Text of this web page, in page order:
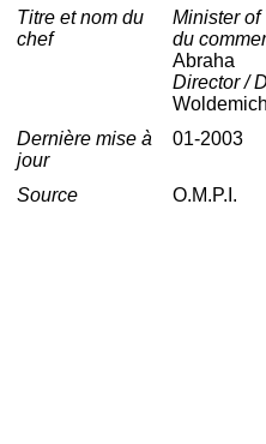
Titre et nom du
chef
Minister of
du
Abraha
Director /
Dernière mise à
jour
01-2003
Source O.M.P.I.